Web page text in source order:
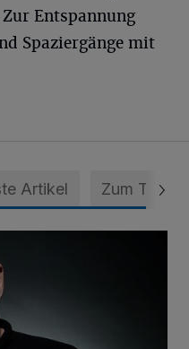
Entspannung
Spaziergänge mit
Artikel Zum Thema
Autor